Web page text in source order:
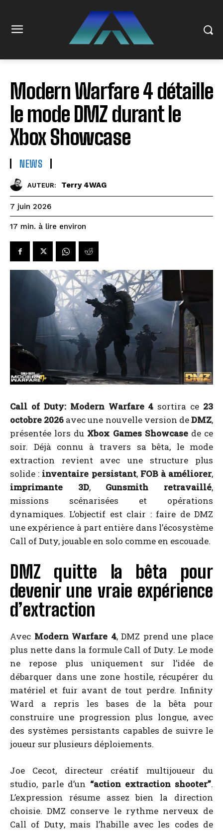
Modern Warfare 4 détaille
le mode DMZ durant le
Xbox Showcase
NEWS
AUTEUR: Terry 4WAG
7 juin 2026
17 min. à lire environ
Call of Duty: Modern Warfare 4 sortira ce 23
octobre 2026 avec une nouvelle version deDMZ,
présentée lors du Xbox Games Showcasede ce
soir. Déjà connu à travers sa bêta, le mode
extraction revient avec une structure plus
solide : inventaire persistant, FOB à améliorer,
imprimante 3D, Gunsmith retravaillé,
missions scénarisées et opérations
dynamiques. L’objectif est clair : faire de DMZ
une expérience à part entière dans l’écosystème
Call of Duty, jouable en solo comme en escouade.
DMZ quitte la bêta pour
devenir une vraie expérience
d’extraction
Avec Modern Warfare 4, DMZ prend une place
plus nette dans la formule Call of Duty. Le mode
ne repose plus uniquement sur l’idée de
débarquer dans une zone hostile, récupérer du
matériel et fuir avant de tout perdre. Infinity
Ward a repris les bases de la bêta pour
construire une progression plus longue, avec
des systèmes persistants capables de suivre le
joueur sur plusieurs déploiements.
Joe Cecot, directeur créatif multijoueur du
studio, parle d’un “action extraction shooter”.
L’expression résume assez bien la direction
choisie. DMZ conserve le rythme nerveux de
Call of Duty, mais l’habille avec les codes de